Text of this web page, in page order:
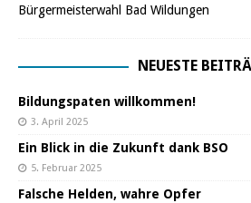
Bürgermeisterwahl Bad Wildungen
NEUESTE
Bildungspaten willkommen!
3. April 2025
Ein Blick in die Zukunft dank BSO
5. Februar 2025
Falsche Helden, wahre Opfer